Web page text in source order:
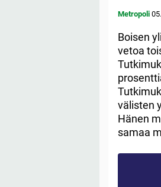
Metropoli
Boisen
vetoa
välisten
Hänen
samaa